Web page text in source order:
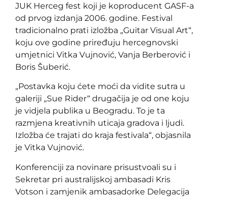
JUK Herceg fest koji je koproducent GASF-a
od prvog izdanja 2006. godine. Festival
tradicionalno prati izložba „Guitar Visual Art“,
koju ove godine priređuju hercegnovski
umjetnici Vitka Vujnović, Vanja Berberović i
Boris Šuberić.
„Postavka koju ćete moći da vidite sutra u
galeriji „Sue Rider“ drugačija je od one koju
je vidjela publika u Beogradu. To je ta
razmjena kreativnih uticaja gradova i ljudi.
Izložba će trajati do kraja festivala“, objasnila
je Vitka Vujnović.
Konferenciji za novinare prisustvoali su i
Sekretar pri australijskoj ambasadi Kris
Votson i zamjenik ambasadorke Delegacija